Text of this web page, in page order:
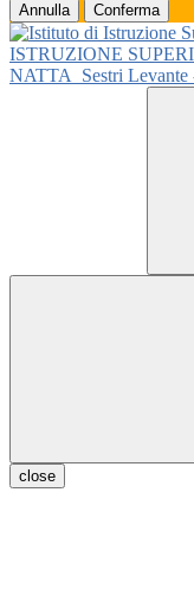
Annulla Conferma
ISTRUZIONE
NATTA
Sestri
close